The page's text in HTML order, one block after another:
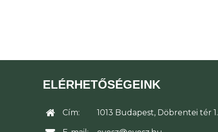
ELÉRHETŐSÉGEINK
Cím: 1013 Budapest, Döbrentei tér 1.